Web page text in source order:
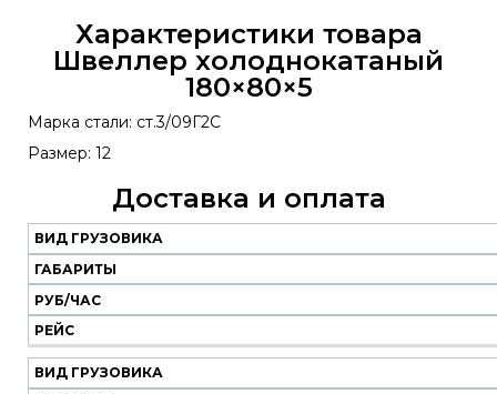
Характеристики товара
Швеллер холоднокатаный
180×80×5
Марка стали: ст.3/09Г2С
Размер: 12
Доставка и оплата
Наш
транспорт
Вид
грузовика
Габариты
Руб/
час
Рейс
ВИД ГРУЗОВИКА
ГАБАРИТЫ
РУБ/ЧАС
РЕЙС
ВИД ГРУЗОВИКА